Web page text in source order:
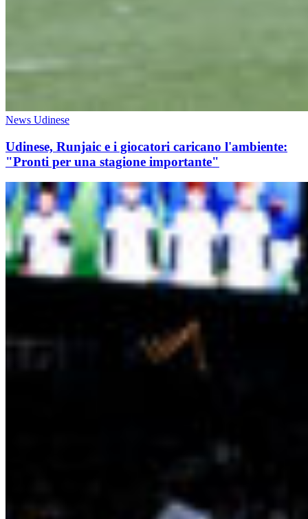
News Udinese
Udinese, Runjaic e i giocatori caricano l'ambiente:
"Pronti per una stagione importante"